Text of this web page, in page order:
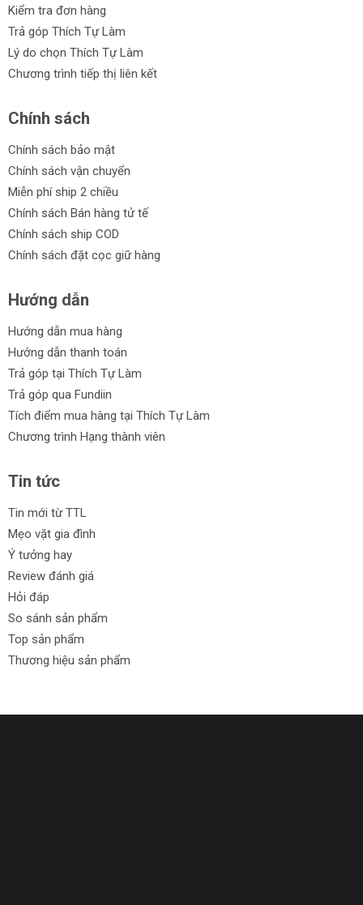
Kiểm tra đơn hàng
Trả góp Thích Tự Làm
Lý do chọn Thích Tự Làm
Chương trình tiếp thị liên kết
Chính sách
Chính sách bảo mật
Chính sách vận chuyển
Miễn phí ship 2 chiều
Chính sách Bán hàng tử tế
Chính sách ship COD
Chính sách đặt cọc giữ hàng
Hướng dẫn
Hướng dẫn mua hàng
Hướng dẫn thanh toán
Trả góp tại Thích Tự Làm
Trả góp qua Fundiin
Tích điểm mua hàng tại Thích Tự Làm
Chương trình Hạng thành viên
Tin tức
Tin mới từ TTL
Mẹo vặt gia đình
Ý tưởng hay
Review đánh giá
Hỏi đáp
So sánh sản phẩm
Top sản phẩm
Thương hiệu sản phẩm